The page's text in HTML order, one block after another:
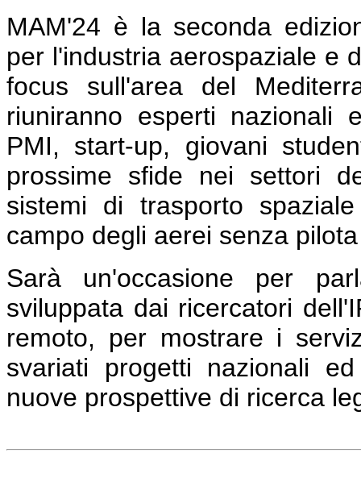
MAM'24 è la seconda
per l'industria aerospaziale e
focus sull'area del
riuniranno esperti nazionali
PMI, start-up, giovani
prossime sfide nei settori
sistemi di trasporto
campo degli aerei senza
Sarà un'occasione per
sviluppata dai ricercatori
remoto, per mostrare i
svariati progetti nazionali
nuove prospettive di ricerca